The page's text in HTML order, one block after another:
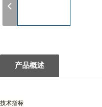
产品概述
技术指标